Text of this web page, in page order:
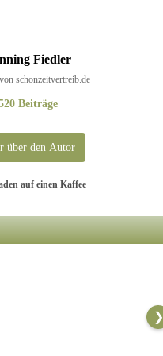
Fiedler
schonzeitvertreib.de
Beiträge
über den Autor
Berichte über erkundete Angelreviere,
und persönliche Geschichten von
mit Dachzelt.
auf einen Kaffee
❯